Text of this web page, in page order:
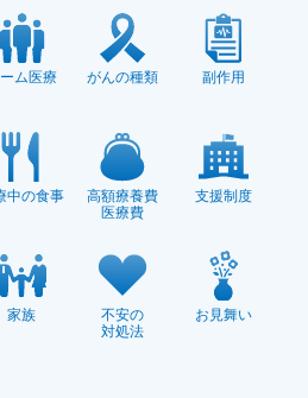
業給付金
加齢に伴う体力の低下によ
る状態（要介護状態）になった
日常生活に支援が必要であ
効果的と考えられる状態（要支
ム医療 がんの種類 副作用
中の食事
高額療養費
医療費
支援制度
家族
不安の
対処法
お見舞い